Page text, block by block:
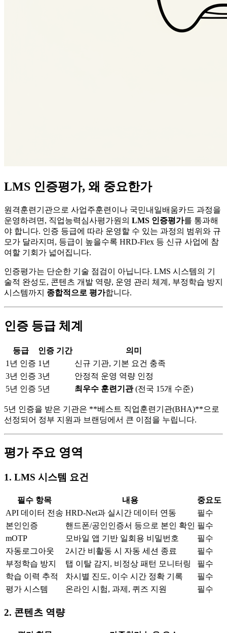
LMS 인증평가, 왜 중요한가
원격훈련기관으로 사업주훈련이나 국민내일배움카드 과정을
운영하려면, 직업능력심사평가원의 LMS 인증평가를 통과해
야 합니다. 인증 등급에 따라 운영할 수 있는 과정의 범위와 규
모가 달라지며, 등급이 높을수록 HRD-Flex 등 신규 사업에 참
여할 기회가 넓어집니다.
인증평가는 단순한 기술 점검이 아닙니다. LMS 시스템의 기
술적 완성도, 콘텐츠 개발 역량, 운영 관리 체계, 부정학습 방지
시스템까지 종합적으로 평가합니다.
인증 등급 체계
등급 인증 기간
의미
1년 인증 1년
신규 기관, 기본 요건 충족
3년 인증 3년
안정적 운영 역량 인정
5년 인증 5년 최우수 훈련기관(전국 15개 수준)
5년 인증을 받은 기관은 **베스트 직업훈련기관(BHA)**으로
선정되어 정부 지원과 브랜딩에서 큰 이점을 누립니다.
평가 주요 영역
1. LMS 시스템 요건
필수 항목 내용
중요도
API 데이터 전송 HRD-Net과 실시간 데이터 연동
필수
본인인증
핸드폰/공인인증서 등으로 본인 확인 필수
mOTP
모바일 앱 기반 일회용 비밀번호
필수
자동로그아웃
2시간 비활동 시 자동 세션 종료
필수
부정학습 방지
탭 이탈 감지, 비정상 패턴 모니터링
필수
학습 이력 추적
차시별 진도, 이수 시간 정확 기록
필수
평가 시스템
온라인 시험, 과제, 퀴즈 지원 필수
2. 콘텐츠 역량